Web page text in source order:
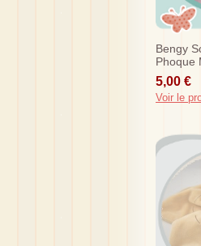
Bengy
Phoque
Cm
5,00 €
Voir le